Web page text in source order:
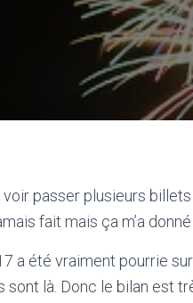
passer plusieurs billets
fait mais ça m’a
a été vraiment pourrie
sont là. Donc le bilan est